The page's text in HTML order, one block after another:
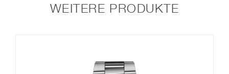
WEITERE PRODUKTE